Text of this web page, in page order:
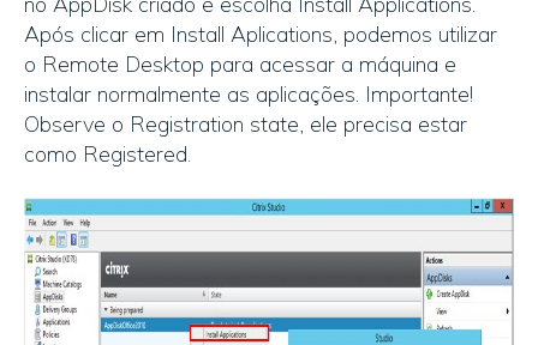
Após clicar em Install Aplications, podemos utilizar
o Remote Desktop para acessar a máquina e
instalar normalmente as aplicações. Importante!
Observe o Registration state, ele precisa estar
como Registered.